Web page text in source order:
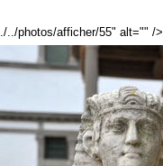
../photos/afficher/55" alt="" />